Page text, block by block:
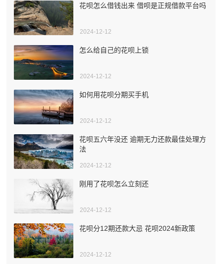
花呗怎么借钱出来 借呗是正规借款平台吗
2024-12-12
怎么给自己的花呗上锁
2024-12-12
如何用花呗分期买手机
2024-12-12
花呗五六年没还 逾期无力还款最佳处理方
法
2024-12-12
刚用了花呗怎么立刻还
2024-12-12
花呗分12期还款大忌 花呗2024新政策
2024-12-12